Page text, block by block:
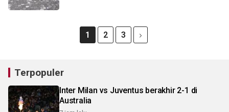
1 2 3
Terpopuler
Inter Milan vs Juventus berakhir 2-1 di
Australia